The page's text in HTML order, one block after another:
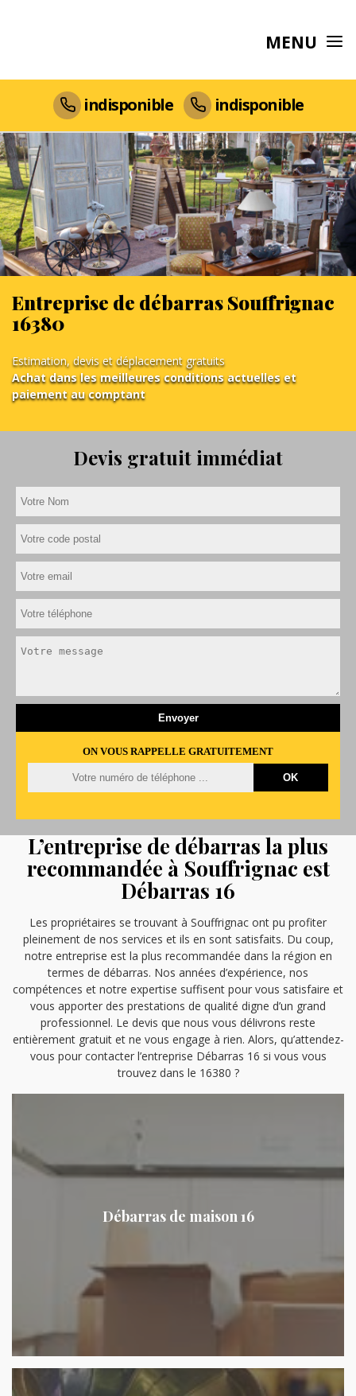
MENU
indisponible indisponible
Entreprise de débarras Souffrignac
16380
Estimation, devis et déplacement gratuits
Achat dans les meilleures conditions actuelles et
paiement au comptant
Devis gratuit immédiat
ON VOUS RAPPELLE GRATUITEMENT
L’entreprise de débarras la plus
recommandée à Souffrignac est
Débarras 16
Les propriétaires se trouvant à Souffrignac ont pu profiter
pleinement de nos services et ils en sont satisfaits. Du coup,
notre entreprise est la plus recommandée dans la région en
termes de débarras. Nos années d’expérience, nos
compétences et notre expertise suffisent pour vous satisfaire et
vous apporter des prestations de qualité digne d’un grand
professionnel. Le devis que nous vous délivrons reste
entièrement gratuit et ne vous engage à rien. Alors, qu’attendez-
vous pour contacter l’entreprise Débarras 16 si vous vous
trouvez dans le 16380 ?
Débarras de maison 16